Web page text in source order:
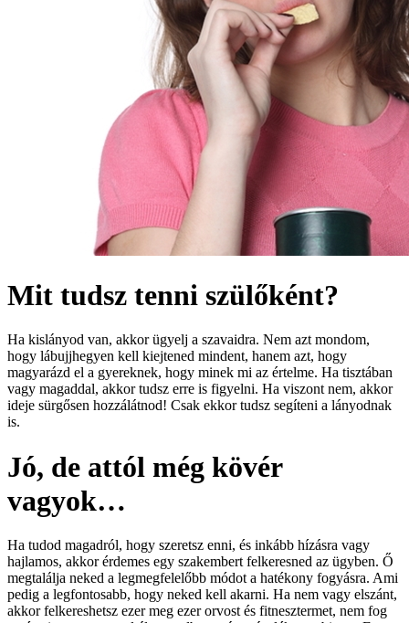
Mit tudsz tenni szülőként?
Ha kislányod van, akkor ügyelj a szavaidra. Nem azt mondom,
hogy lábujjhegyen kell kiejtened mindent, hanem azt, hogy
magyarázd el a gyereknek, hogy minek mi az értelme. Ha tisztában
vagy magaddal, akkor tudsz erre is figyelni. Ha viszont nem, akkor
ideje sürgősen hozzálátnod! Csak ekkor tudsz segíteni a lányodnak
is.
Jó, de attól még kövér
vagyok…
Ha tudod magadról, hogy szeretsz enni, és inkább hízásra vagy
hajlamos, akkor érdemes egy szakembert felkeresned az ügyben. Ő
megtalálja neked a legmegfelelőbb módot a hatékony fogyásra. Ami
pedig a legfontosabb, hogy neked kell akarni. Ha nem vagy elszánt,
akkor felkereshetsz ezer meg ezer orvost és fitnesztermet, nem fog